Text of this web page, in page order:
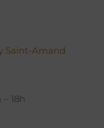
Saint-Amand
18h